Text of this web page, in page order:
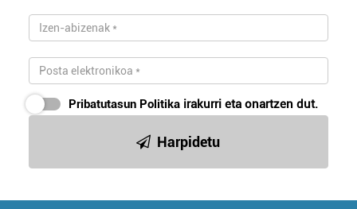
Pribatutasun Politika irakurri eta onartzen dut.
Harpidetu